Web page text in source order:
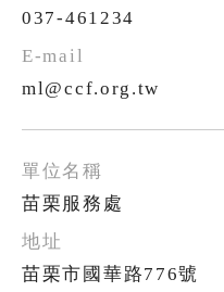
037-461234
ml@ccf.org.tw
苗栗服務處
苗栗市國華路776號